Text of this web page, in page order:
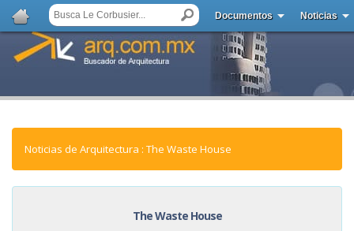
Documentos Noticias
Noticias de Arquitectura : The Waste House
The Waste House